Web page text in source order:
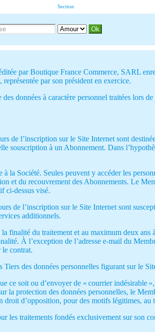
Section
par Boutique France Commerce, SARL
par son président en exercice.
données à caractère personnel traitées lors
de l’inscription sur le Site Internet sont
souscription à un Abonnement. Dans
la Société. Seules peuvent y accéder les
et du recouvrement des Abonnements. Le
ci-dessus visé.
de l’inscription sur le Site Internet sont
additionnels.
finalité du traitement et au maximum deux
À l’exception de l’adresse e-mail du
le contrat.
des données personnelles figurant sur le
ce soit ou d’envoyer de « courrier indésirable
la protection des données personnelles, le
d’opposition, pour des motifs légitimes, au
les traitements fondés exclusivement sur son